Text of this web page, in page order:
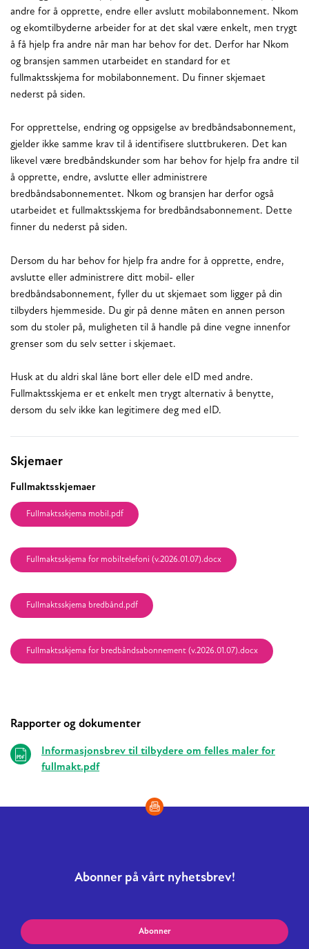
andre for å opprette, endre eller avslutt mobilabonnement. Nkom
og ekomtilbyderne arbeider for at det skal være enkelt, men trygt
å få hjelp fra andre når man har behov for det. Derfor har Nkom
og bransjen sammen utarbeidet en standard for et
fullmaktsskjema for mobilabonnement. Du finner skjemaet
nederst på siden.
For opprettelse, endring og oppsigelse av bredbåndsabonnement,
gjelder ikke samme krav til å identifisere sluttbrukeren. Det kan
likevel være bredbåndskunder som har behov for hjelp fra andre til
å opprette, endre, avslutte eller administrere
bredbåndsabonnementet. Nkom og bransjen har derfor også
utarbeidet et fullmaktsskjema for bredbåndsabonnement. Dette
finner du nederst på siden.
Dersom du har behov for hjelp fra andre for å opprette, endre,
avslutte eller administrere ditt mobil- eller
bredbåndsabonnement, fyller du ut skjemaet som ligger på din
tilbyders hjemmeside. Du gir på denne måten en annen person
som du stoler på, muligheten til å handle på dine vegne innenfor
grenser som du selv setter i skjemaet.
Husk at du aldri skal låne bort eller dele eID med andre.
Fullmaktsskjema er et enkelt men trygt alternativ å benytte,
dersom du selv ikke kan legitimere deg med eID.
Relaterte
Skjemaer
Fullmaktsskjemaer
Fullmaktsskjema mobil.pdf
Fullmaktsskjema for mobiltelefoni (v.2026.01.07).docx
Fullmaktsskjema bredbånd.pdf
Fullmaktsskjema for bredbåndsabonnement (v.2026.01.07).docx
Rapporter og dokumenter
Informasjonsbrev til tilbydere om felles maler for
fullmakt.pdf
Abonner på vårt nyhetsbrev!
Abonner